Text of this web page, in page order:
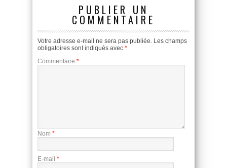
PUBLIER UN
COMMENTAIRE
Votre adresse e-mail ne sera pas publiée. Les champs
obligatoires sont indiqués avec *
Commentaire *
Nom *
E-mail *